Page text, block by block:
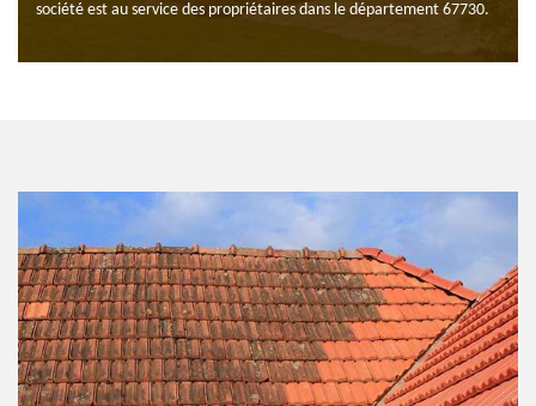
société est au service des propriétaires dans le département 67730.